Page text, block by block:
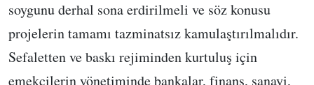
soygunu derhal sona erdirilmeli ve söz konusu
projelerin tamamı tazminatsız kamulaştırılmalıdır.
Sefaletten ve baskı rejiminden kurtuluş için
emekçilerin yönetiminde bankalar, finans, sanayi,